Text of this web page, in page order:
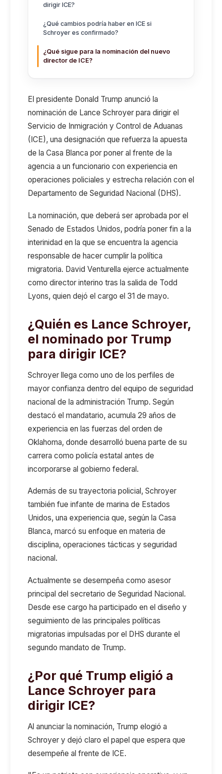
dirigir ICE?
¿Qué cambios podría haber en ICE si
Schroyer es confirmado?
¿Qué sigue para la nominación del nuevo
director de ICE?
El presidente Donald Trump anunció la
nominación de Lance Schroyer para dirigir el
Servicio de Inmigración y Control de Aduanas
(ICE), una designación que refuerza la apuesta
de la Casa Blanca por poner al frente de la
agencia a un funcionario con experiencia en
operaciones policiales y estrecha relación con el
Departamento de Seguridad Nacional (DHS).
La nominación, que deberá ser aprobada por el
Senado de Estados Unidos, podría poner fin a la
interinidad en la que se encuentra la agencia
responsable de hacer cumplir la política
migratoria. David Venturella ejerce actualmente
como director interino tras la salida de Todd
Lyons, quien dejó el cargo el 31 de mayo.
¿Quién es Lance Schroyer,
el nominado por Trump
para dirigir ICE?
Schroyer llega como uno de los perfiles de
mayor confianza dentro del equipo de seguridad
nacional de la administración Trump. Según
destacó el mandatario, acumula 29 años de
experiencia en las fuerzas del orden de
Oklahoma, donde desarrolló buena parte de su
carrera como policía estatal antes de
incorporarse al gobierno federal.
Además de su trayectoria policial, Schroyer
también fue infante de marina de Estados
Unidos, una experiencia que, según la Casa
Blanca, marcó su enfoque en materia de
disciplina, operaciones tácticas y seguridad
nacional.
Actualmente se desempeña como asesor
principal del secretario de Seguridad Nacional.
Desde ese cargo ha participado en el diseño y
seguimiento de las principales políticas
migratorias impulsadas por el DHS durante el
segundo mandato de Trump.
¿Por qué Trump eligió a
Lance Schroyer para
dirigir ICE?
Al anunciar la nominación, Trump elogió a
Schroyer y dejó claro el papel que espera que
desempeñe al frente de ICE.